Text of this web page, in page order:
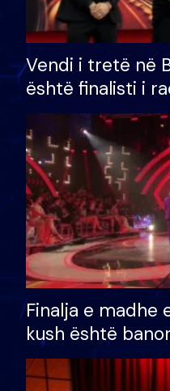
Vendi i tretë në
është finalisti i
Finalja e madhe
kush është
shtëpinë dhe
të fituar çmimin